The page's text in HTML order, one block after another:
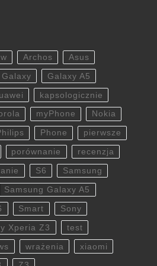
Archos Asus
Galaxy Galaxy A5
kapsologicznie
myPhone Nokia
Phone pierwsze
porównanie recenzja
S6 Samsung
Samsung Galaxy A5
Smart Sony
Xperia Z3 test
wrażenia xiaomi